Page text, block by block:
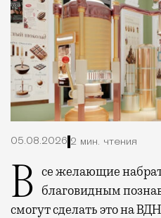
05.08.2026 2 мин. чтения
Все желающие набрать калорий к зиме под благовидным
смогут сделать это на